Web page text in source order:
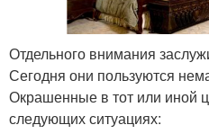
Отдельного внимания
Сегодня они пользуются
Окрашенные в тот или иной
следующих ситуациях: